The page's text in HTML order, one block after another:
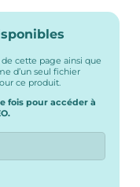
cette page ainsi que
d’un seul fichier
ce produit.
fois pour accéder à